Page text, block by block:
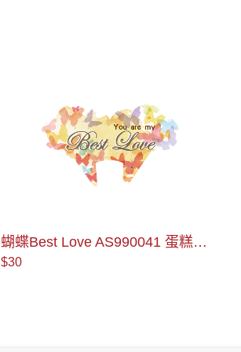
蝴蝶Best Love AS990041 蛋糕插
牌
$30